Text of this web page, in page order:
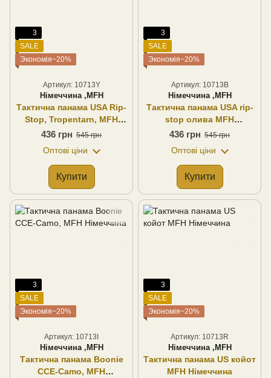
3
SALE
Экономія−20%
Артикул: 10713Y
Німеччина ,MFH
Тактична панама USA Rip-
Stop, Tropentarn, MFH
Німеччина
436 грн 545 грн
Оптові ціни
Купити
3
SALE
Экономія−20%
Артикул: 10713B
Німеччина ,MFH
Тактична панама USA rip-
stop олива MFH
Німеччина
436 грн 545 грн
Оптові ціни
Купити
3
SALE
Экономія−20%
Артикул: 10713I
Німеччина ,MFH
Тактична панама Boonie
CCE-Camo, MFH
3
SALE
Экономія−20%
Артикул: 10713R
Німеччина ,MFH
Тактична панама US койот
MFH Німеччина